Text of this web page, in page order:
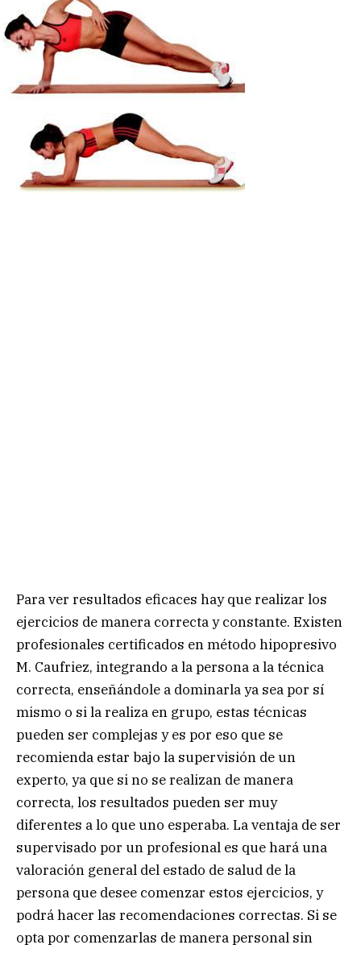
Para ver resultados eficaces hay que realizar los
ejercicios de manera correcta y constante. Existen
profesionales certificados en método hipopresivo
M. Caufriez, integrando a la persona a la técnica
correcta, enseñándole a dominarla ya sea por sí
mismo o si la realiza en grupo, estas técnicas
pueden ser complejas y es por eso que se
recomienda estar bajo la supervisión de un
experto, ya que si no se realizan de manera
correcta, los resultados pueden ser muy
diferentes a lo que uno esperaba. La ventaja de ser
supervisado por un profesional es que hará una
valoración general del estado de salud de la
persona que desee comenzar estos ejercicios, y
podrá hacer las recomendaciones correctas. Si se
opta por comenzarlas de manera personal sin